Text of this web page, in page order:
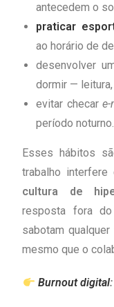
antecedem o
praticar
ao horário de
desenvolver
dormir —
evitar checar
período noturno.
Esses hábitos
trabalho interfere
cultura de
resposta fora
sabotam
mesmo que o
Burnout digital